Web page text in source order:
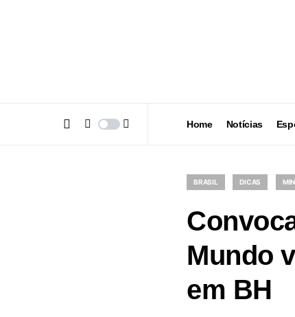
Home Notícias
BRASIL DICAS
Mundo
em BH